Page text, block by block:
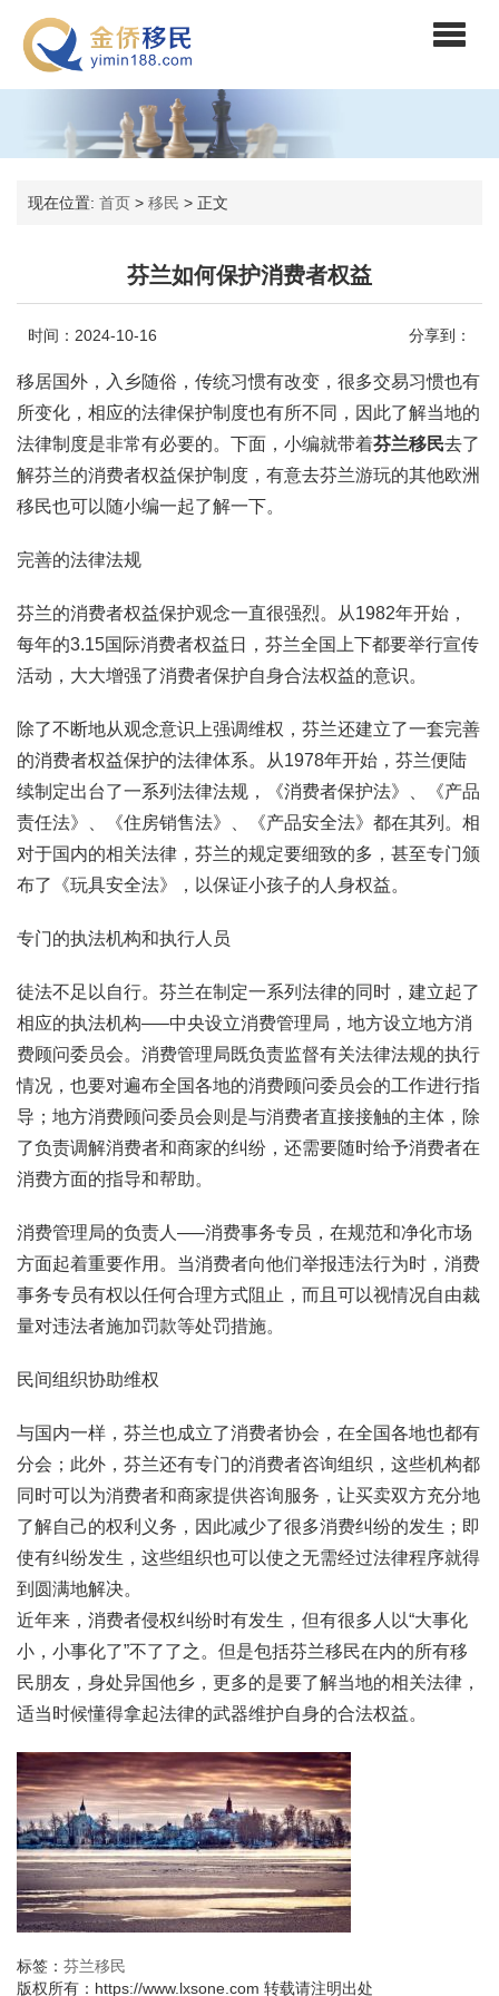
现在位置: 首页 > 移民 > 正文
芬兰如何保护消费者权益
时间：2024-10-16 分享到：
移居国外，入乡随俗，传统习惯有改变，很多交易习惯也有
所变化，相应的法律保护制度也有所不同，因此了解当地的
法律制度是非常有必要的。下面，小编就带着芬兰移民去了
解芬兰的消费者权益保护制度，有意去芬兰游玩的其他欧洲
移民也可以随小编一起了解一下。
完善的法律法规
芬兰的消费者权益保护观念一直很强烈。从1982年开始，
每年的3.15国际消费者权益日，芬兰全国上下都要举行宣传
活动，大大增强了消费者保护自身合法权益的意识。
除了不断地从观念意识上强调维权，芬兰还建立了一套完善
的消费者权益保护的法律体系。从1978年开始，芬兰便陆
续制定出台了一系列法律法规，《消费者保护法》、《产品
责任法》、《住房销售法》、《产品安全法》都在其列。相
对于国内的相关法律，芬兰的规定要细致的多，甚至专门颁
布了《玩具安全法》，以保证小孩子的人身权益。
专门的执法机构和执行人员
徒法不足以自行。芬兰在制定一系列法律的同时，建立起了
相应的执法机构—–中央设立消费管理局，地方设立地方消
费顾问委员会。消费管理局既负责监督有关法律法规的执行
情况，也要对遍布全国各地的消费顾问委员会的工作进行指
导；地方消费顾问委员会则是与消费者直接接触的主体，除
了负责调解消费者和商家的纠纷，还需要随时给予消费者在
消费方面的指导和帮助。
消费管理局的负责人—–消费事务专员，在规范和净化市场
方面起着重要作用。当消费者向他们举报违法行为时，消费
事务专员有权以任何合理方式阻止，而且可以视情况自由裁
量对违法者施加罚款等处罚措施。
民间组织协助维权
与国内一样，芬兰也成立了消费者协会，在全国各地也都有
分会；此外，芬兰还有专门的消费者咨询组织，这些机构都
同时可以为消费者和商家提供咨询服务，让买卖双方充分地
了解自己的权利义务，因此减少了很多消费纠纷的发生；即
使有纠纷发生，这些组织也可以使之无需经过法律程序就得
到圆满地解决。
近年来，消费者侵权纠纷时有发生，但有很多人以“大事化
小，小事化了”不了了之。但是包括芬兰移民在内的所有移
民朋友，身处异国他乡，更多的是要了解当地的相关法律，
适当时候懂得拿起法律的武器维护自身的合法权益。
标签： 芬兰移民
版权所有：https://www.lxsone.com 转载请注明出处